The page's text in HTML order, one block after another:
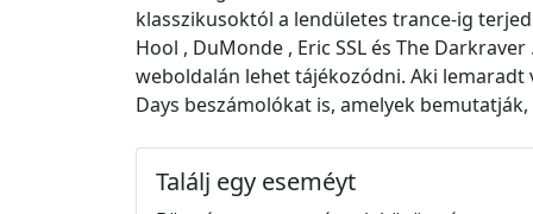
klasszikusoktól a lendületes trance-ig
Hool , DuMonde , Eric SSL és The
weboldalán lehet tájékozódni. Aki
Days beszámolókat is, amelyek
Találj egy eseméyt